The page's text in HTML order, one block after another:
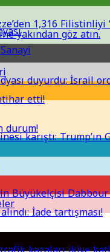
yakından göz atın.
durum!
1,316 Filistinliyi
duyurdu: İsrail
etti!
karıştı: Trump’ın
Büyükelçisi Dabbour
İade tartışması!